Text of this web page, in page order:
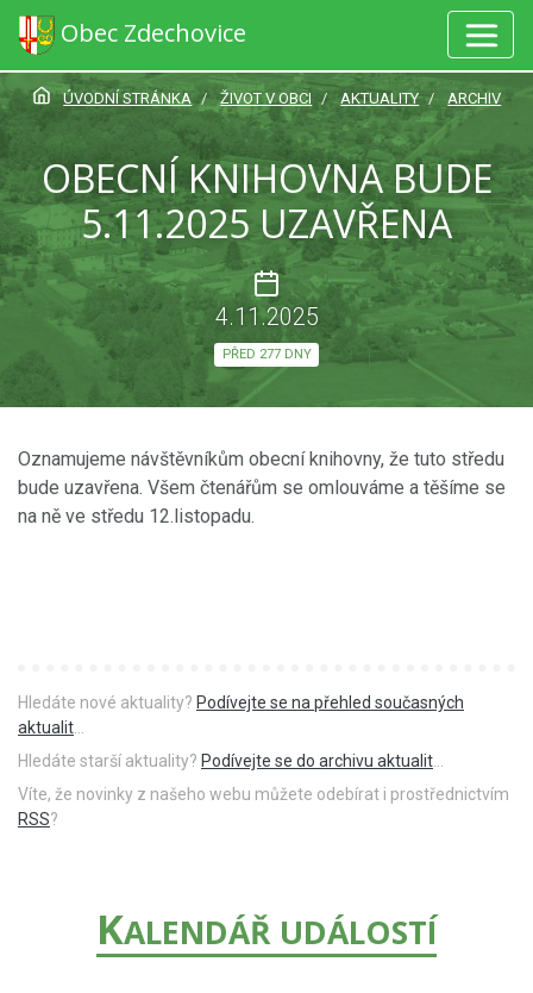
Obec Zdechovice
ÚVODNÍ STRÁNKA ŽIVOT V OBCI AKTUALITY ARCHIV
OBECNÍ KNIHOVNA BUDE
5.11.2025 UZAVŘENA
4.11.2025
PŘED 277 DNY
Oznamujeme návštěvníkům obecní knihovny, že tuto středu
bude uzavřena. Všem čtenářům se omlouváme a těšíme se
na ně ve středu 12.listopadu.
Hledáte nové aktuality? Podívejte se na přehled současných
aktualit
Hledáte starší aktuality? Podívejte se do archivu aktualit
Víte, že novinky z našeho webu můžete odebírat i prostřednictvím
RSS?
KALENDÁŘ UDÁLOSTÍ